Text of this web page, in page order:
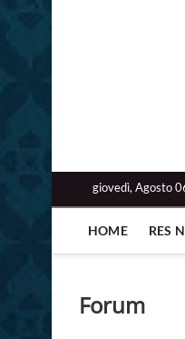
giovedì, Agosto
HOME RES
Forum